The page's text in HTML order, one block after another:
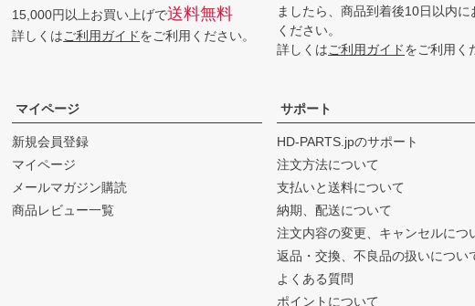
15,000円以上お買い上げで送料無料
詳しくはご利用ガイドをご利用ください。
ましたら、商品到着後10日以内に
ください。
詳しくはご利用ガイドをご利用く
マイページ
新規会員登録
マイページ
メールマガジン購読
商品レビュー一覧
サポート
HD-PARTS.jpのサポート
注文方法について
支払いと送料について
納期、配送について
注文内容の変更、キャンセルにつ
返品・交換、不良品の扱いについ
よくある質問
ポイントについて